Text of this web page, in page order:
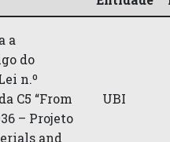
a
do
n.º
C5 “From
– Projeto
and
UBI